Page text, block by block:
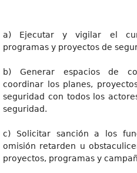
a) Ejecutar y vigilar el
programas y proyectos de
b) Generar espacios de
coordinar los planes,
seguridad con todos los
seguridad.
c) Solicitar sanción a los
omisión retarden u
proyectos, programas y